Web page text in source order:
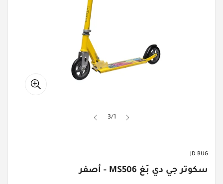
1
/
3
JD BUG
سكوتر جي دي بَغ MS506 - أصفر